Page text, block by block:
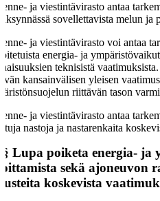
ja viestintävirasto antaa
sovellettavista melun ja
ja viestintävirasto voi antaa
energia- ja
teknisistä
kansainvälisen yleisen
riittävän tason
ja viestintävirasto antaa
nastoja ja nastarenkaita
Lupa poiketa energia- ja
sekä ajoneuvon
koskevista